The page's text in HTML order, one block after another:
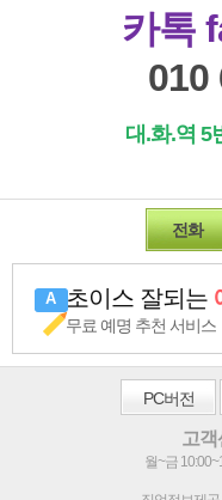
카톡
010
대.화.역 5
전화
초이스 잘되는
무료 예명 추천 서비스
PC버전
고객
월~금